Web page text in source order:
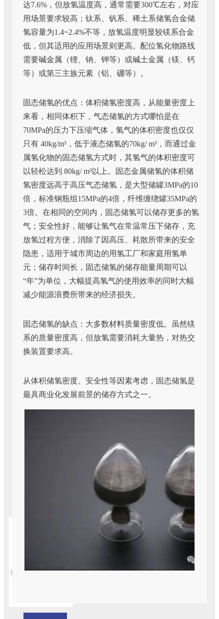
达7.6%，但放氢温度高，通常需要300℃左右，对应
用场景要求较高；钛系、钒系、稀土系储氢合金储
氢容量为1.4~2.4%不等，放氢温度明显较镁系合金
低，但其适用的应用场景则更高。配位氢化物路线
需要碱金属（锂、钠、钾等）或碱土金属（镁、钙
等）或第三主族元素（铝、硼等）。
固态储氢的优点：体积储氢密度高，从能量密度上
来看，相同体积下，气态储氢的方式哪怕是在
70MPa的压力下压缩气体，氢气的体积密度也仅仅
只有 40kg/m³，低于液态储氢的70kg/ m³，而通过金
属氢化物的固态储氢方式时，其氢气的体积密度可
以轻松达到 80kg/ m³以上。固态金属储氢的体积储
氢密度远高于高压气态储氢，是大型储罐3MPa的10
倍，标准钢瓶组15MPa的4倍，纤维缠绕罐35MPa的
3倍。在相同的空间内，固态储氢可以储存更多的氢
气；安全性好，能够让氢气在常温常压下储存，充
放氢过程方便，消除了因高压、耗散所带来的安全
隐患，适用于城市周边的用氢工厂和家庭用氢单
元；储存时间长，固态储氢的储存能量周期可以
“年”为单位，大幅提高氢气的使用效率的同时大幅
减少能源浪费所带来的经济损失。
固态储氢的缺点：大多数材料质量密度低。虽然镁
系的质量密度高，但放氢需要消耗大量热，对热交
换装置要求高。
从体积储氢密度、安全性等因素考虑，固态储氢是
最具商业化发展前景的储存方式之一。